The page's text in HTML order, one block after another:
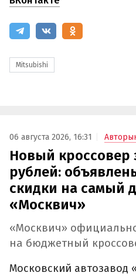
Mitsubishi
06 августа 2026, 16:31
Новый кроссовер
рублей:
скидки на самый
«Москвич»
«Москвич»
на бюджетный
Московский автозавод